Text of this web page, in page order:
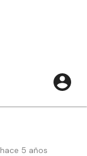
5 años